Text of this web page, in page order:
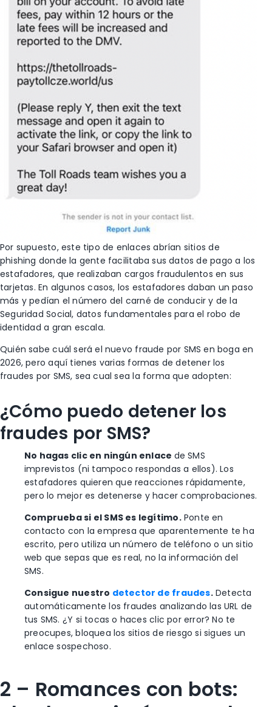
Por supuesto, este tipo de enlaces abrían sitios de
phishing donde la gente facilitaba sus datos de pago a los
estafadores, que realizaban cargos fraudulentos en sus
tarjetas. En algunos casos, los estafadores daban un paso
más y pedían el número del carné de conducir y de la
Seguridad Social, datos fundamentales para el robo de
identidad a gran escala.
Quién sabe cuál será el nuevo fraude por SMS en boga en
2026, pero aquí tienes varias formas de detener los
fraudes por SMS, sea cual sea la forma que adopten:
¿Cómo puedo detener los
fraudes por SMS?
No hagas clic en ningún enlace de SMS
imprevistos (ni tampoco respondas a ellos). Los
estafadores quieren que reacciones rápidamente,
pero lo mejor es detenerse y hacer comprobaciones.
Comprueba si el SMS es legítimo.Ponte en
contacto con la empresa que aparentemente te ha
escrito, pero utiliza un número de teléfono o un sitio
web que sepas que es real, no la información del
SMS.
Consigue nuestro detector de fraudes.Detecta
automáticamente los fraudes analizando las URL de
tus SMS. ¿Y si tocas o haces clic por error? No te
preocupes, bloquea los sitios de riesgo si sigues un
enlace sospechoso.
2 – Romances con bots: